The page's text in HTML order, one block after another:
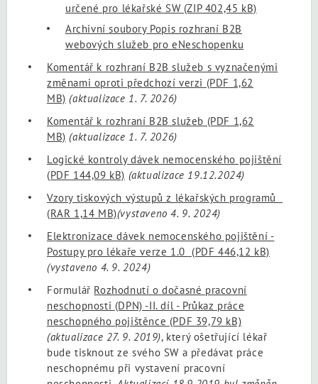
určené pro lékařské SW(ZIP 402,45 kB)
Archivní soubory Popis rozhraní B2B
webových služeb pro eNeschopenku
Komentář k rozhraní B2B služeb s vyznačenými
změnami oproti předchozí verzi (PDF 1,62
MB) (aktualizace 1. 7. 2026)
Komentář k rozhraní B2B služeb (PDF 1,62
MB) (aktualizace 1. 7. 2026)
Logické kontroly dávek nemocenského pojištění
(PDF 144,09 kB) (aktualizace 19.12.2024)
Vzory tiskových výstupů z lékařských programů
(RAR 1,14 MB)(vystaveno 4. 9. 2024)
Elektronizace dávek nemocenského pojištění -
Postupy pro lékaře verze 1.0 (PDF 446,12 kB)
(vystaveno 4. 9. 2024)
Formulář Rozhodnutí o dočasné pracovní
neschopnosti (DPN) -II. díl - Průkaz práce
neschopného pojištěnce (PDF 39,79 kB)
(aktualizace 27. 9. 2019), který ošetřující lékař
bude tisknout ze svého SW a předávat práce
neschopnému při vystavení pracovní